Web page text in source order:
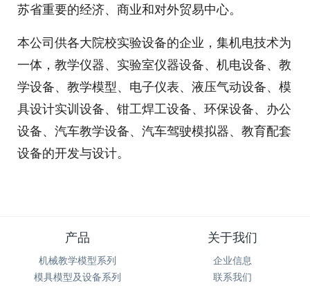
苏省重要的经济、商业和对外贸易中心。
本公司供各大院校实验设备的企业，集机电技术为
一体，教学仪器、实验室仪器设备、机电设备、教
学设备、教学模型、电子仪表、液压气动设备、模
具设计实训设备、钳工焊工设备、环保设备、办公
设备、汽车教学设备、汽车驾驶模拟器、教育配套
设备的开发与设计。
产品
机械教学模型系列
模具模型及设备系列
关于我们
企业信息
联系我们